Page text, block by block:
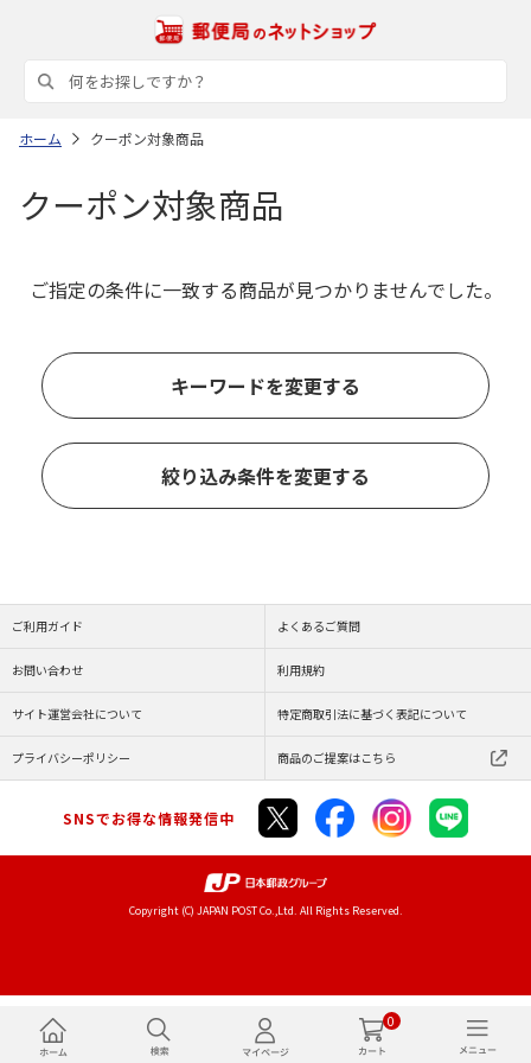
0
ホーム クーポン対象商品
クーポン対象商品
ご指定の条件に一致する商品が見つかりませんでした。
キーワードを変更する
絞り込み条件を変更する
ご利用ガイド よくあるご質問
お問い合わせ 利用規約
サイト運営会社について 特定商取引法に基づく表記について
プライバシーポリシー 商品のご提案はこちら
SNSでお得な情報発信中
Copyright (C) JAPAN POST Co.,Ltd. All Rights Reserved.